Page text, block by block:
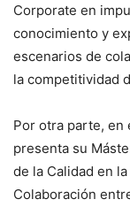
Corporate en
conocimiento y
escenarios de
la competitividad
Por otra parte, en
presenta su
de la Calidad en
Colaboración